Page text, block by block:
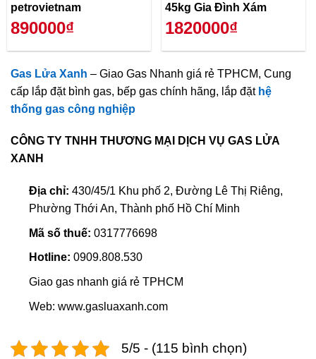
petrovietnam
890000₫
45kg Gia Đình Xám
1820000₫
Gas Lửa Xanh – Giao Gas Nhanh giá rẻ TPHCM, Cung
cấp lắp đặt bình gas, bếp gas chính hãng, lắp đặt hệ
thống gas công nghiệp
CÔNG TY TNHH THƯƠNG MẠI DỊCH VỤ GAS LỬA
XANH
Địa chỉ: 430/45/1 Khu phố 2, Đường Lê Thị Riêng,
Phường Thới An, Thành phố Hồ Chí Minh
Mã số thuế: 0317776698
Hotline: 0909.808.530
Giao gas nhanh giá rẻ TPHCM
Web: www.gasluaxanh.com
5/5 - (115 bình chọn)